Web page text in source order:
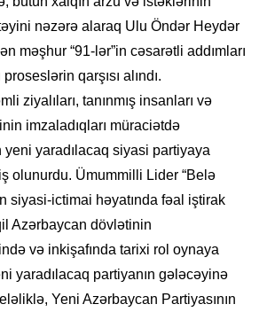
nəzərə alaraq Ulu Öndər Heydər
məşhur “91-lər”in cəsarətli addımları
qarşısı alındı.
ziyalıları, tanınmış insanları və
imzaladıqları müraciətdə
yaradılacaq siyasi partiyaya
olunurdu. Ümummilli Lider “Belə
siyasi-ictimai həyatında fəal iştirak
Azərbaycan dövlətinin
və inkişafında tarixi rol oynaya
yaradılacaq partiyanın gələcəyinə
Yeni Azərbaycan Partiyasının